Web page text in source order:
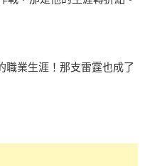
職業生涯！那支雷霆也成了